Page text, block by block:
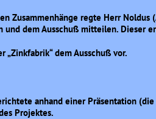
Zusammenhänge regte Herr Noldus
dem Ausschuß mitteilen. Dieser
dem Ausschuß vor.
anhand einer Präsentation
Projektes.